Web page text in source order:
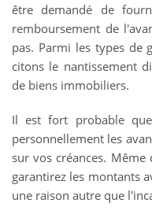
être demandé de
remboursement de
pas. Parmi les types de
citons le nantissement
de biens immobiliers.
Il est fort probable
personnellement les
sur vos créances. Même
garantirez les montants
une raison autre que